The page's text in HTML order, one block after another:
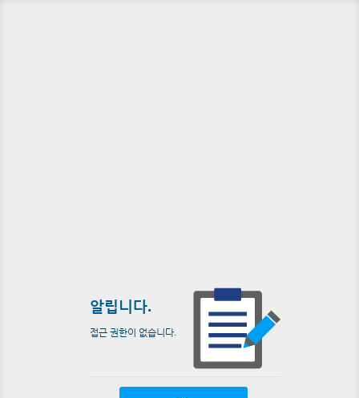
알립니다.
접근 권한이 없습니다.